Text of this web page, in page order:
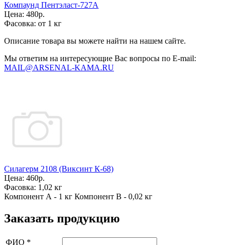
Компаунд Пентэласт-727А
Цена: 480р.
Фасовка: от 1 кг
Описание товара вы можете найти на нашем сайте.
Мы ответим на интересующие Вас вопросы по E-mail:
MAIL@ARSENAL-KAMA.RU
Силагерм 2108 (Виксинт К-68)
Цена: 460р.
Фасовка: 1,02 кг
Компонент А - 1 кг Компонент В - 0,02 кг
Заказать продукцию
ФИО *